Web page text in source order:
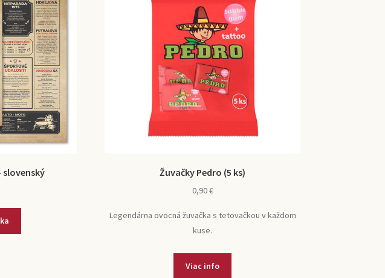
slovenský Žuvačky Pedro (5 ks)
0,90€
Legendárna ovocná žuvačka s tetovačkou v každom
kuse.
Viac info